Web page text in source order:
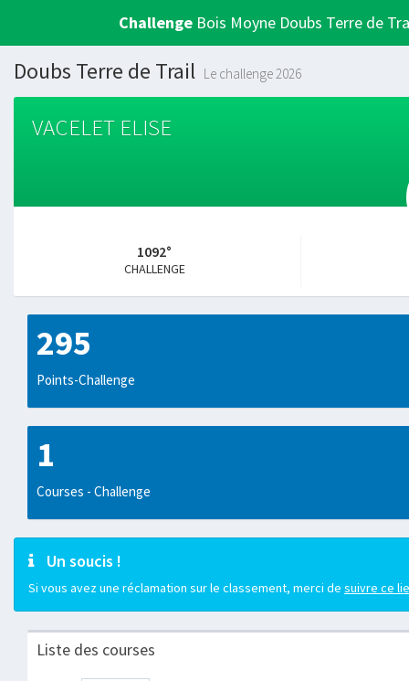
Challenge Bois Moyne Doubs Terre de
Doubs Terre de Trail Le challenge 2026
VACELET ELISE
1092°
CHALLENGE
295
Points-Challenge
1
Courses - Challenge
Un soucis !
Si vous avez une réclamation sur le classement, merci de suivre ce
Liste des courses